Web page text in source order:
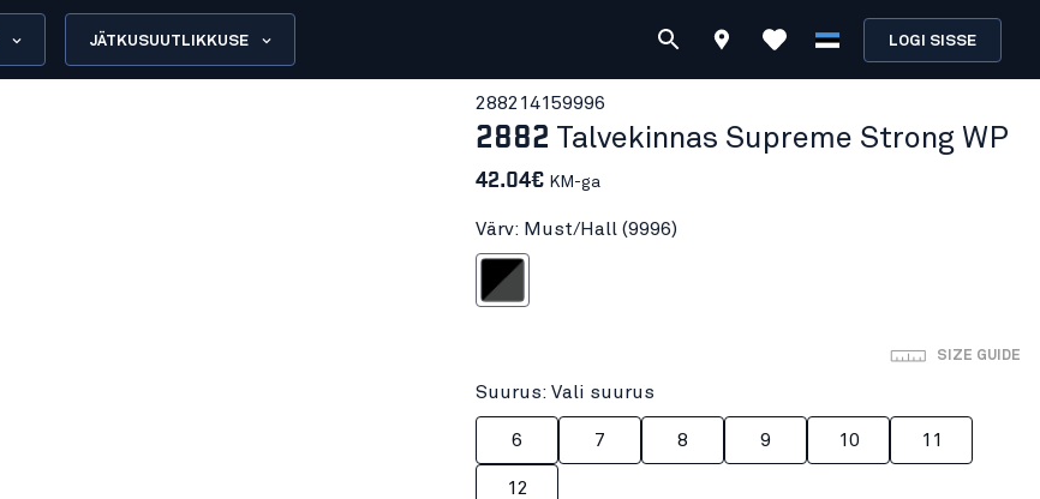
JÄTKUSUUTLIKKUSE LOGI SISSE
288214159996
2882 Talvekinnas Supreme Strong WP
42.04€ KM-ga
Värv: Must/Hall (9996)
Must/Hall
SIZE GUIDE
Suurus: Vali suurus
6 7 8 9 10 11
12